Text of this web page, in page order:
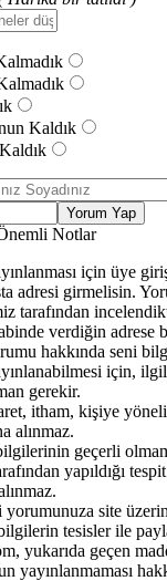
Kaldık
Yorum Yap
Notlar
için üye
adresi girmelisin.
tarafından
verdiğin adrese
hakkında seni
için,
gerekir.
itham, kişiye
alınmaz.
geçerli
yapıldığı
site
tesisler ile
yukarıda geçen
yayınlanmaması